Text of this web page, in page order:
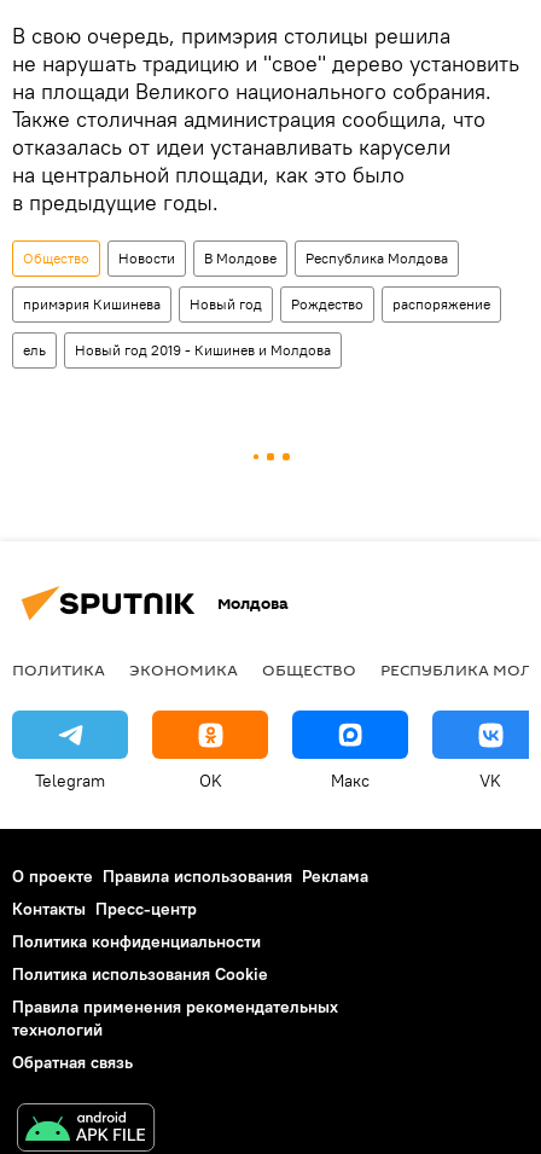
В свою очередь, примэрия столицы решила
не нарушать традицию и "свое" дерево установить
на площади Великого национального собрания.
Также столичная администрация сообщила, что
отказалась от идеи устанавливать карусели
на центральной площади, как это было
в предыдущие годы.
Общество Новости В Молдове Республика Молдова
примэрия Кишинева Новый год Рождество распоряжение
ель Новый год 2019 - Кишинев и Молдова
Молдова
ПОЛИТИКА ЭКОНОМИКА ОБЩЕСТВО РЕСПУБЛИКА
Telegram OK Макс VK
О проекте Правила использования Реклама
Контакты Пресс-центр
Политика конфиденциальности
Политика использования Cookie
Правила применения рекомендательных
технологий
Обратная связь